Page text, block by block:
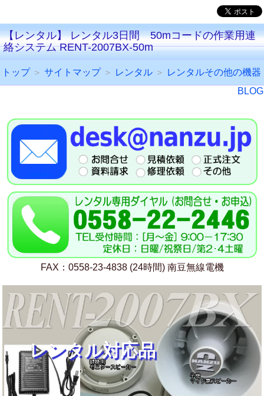
【レンタル】 レンタル3日間 50mコードの作業用連
絡システム RENT-2007BX-50m
トップ＞ サイトマップ＞ レンタル ＞ レンタルその他の機器
BLOG
FAX：0558-23-4838 (24時間) 南豆無線電機
レンタル対応品